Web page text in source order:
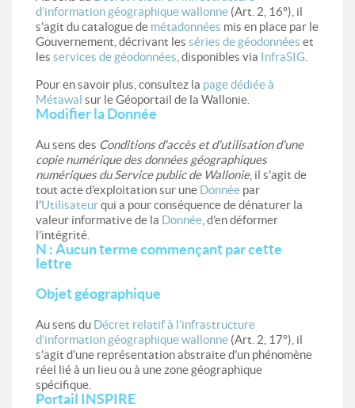
d’information géographique wallonne (Art. 2, 16°), il
s'agit du catalogue de métadonnées mis en place par le
Gouvernement, décrivant les séries de géodonnées et
les services de géodonnées , disponibles via InfraSIG
Pour en savoir plus, consultez la page dédiée à
Métawal sur le Géoportail de la Wallonie.
Modifier la Donnée
Au sens des Conditions d'accès et d'utilisation d'une
copie numérique des données géographiques
numériques du Service public de Wallonie, il s'agit de
tout acte d’exploitation sur une Donnée par
l’Utilisateurqui a pour conséquence de dénaturer la
valeur informative de la Donnée , d’en déformer
l’intégrité.
N : Aucun terme commençant par cette
lettre
Objet géographique
Au sens du Décret relatif à l’infrastructure
d’information géographique wallonne (Art. 2, 17°), il
s'agit d'une représentation abstraite d’un phénomène
réel lié à un lieu ou à une zone géographique
spécifique.
Portail INSPIRE